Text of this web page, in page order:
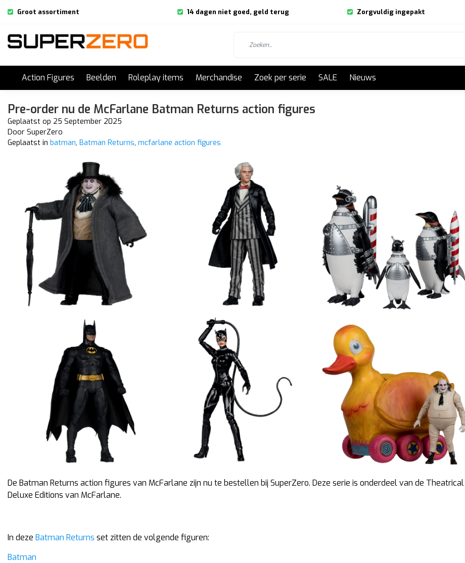
Groot assortiment 14 dagen niet goed, geld terug Zorgvuldig ingepakt
Action Figures Beelden Roleplay items Merchandise Zoek per serie SALE Nieuws
Pre-order nu de McFarlane Batman Returns action figures
Geplaatst op 25 September 2025
Door SuperZero
Geplaatst in batman, Batman Returns, mcfarlane action figures
De Batman Returns action figures van McFarlane zijn nu te bestellen bij SuperZero. Deze serie is onderdeel van de Theatrical
Deluxe Editions van McFarlane.
In deze Batman Returns set zitten de volgende figuren:
Batman